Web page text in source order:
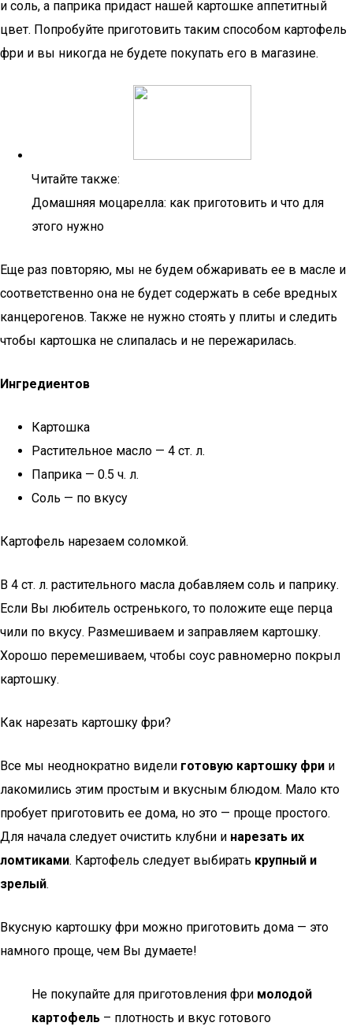
и соль, а паприка придаст нашей картошке аппетитный
цвет. Попробуйте приготовить таким способом картофель
фри и вы никогда не будете покупать его в магазине.
Читайте также:
Домашняя моцарелла: как приготовить и что для
этого нужно
Еще раз повторяю, мы не будем обжаривать ее в масле и
соответственно она не будет содержать в себе вредных
канцерогенов. Также не нужно стоять у плиты и следить
чтобы картошка не слипалась и не пережарилась.
Ингредиентов
Картошка
Растительное масло — 4 ст. л.
Паприка — 0.5 ч. л.
Соль — по вкусу
Картофель нарезаем соломкой.
В 4 ст. л. растительного масла добавляем соль и паприку.
Если Вы любитель остренького, то положите еще перца
чили по вкусу. Размешиваем и заправляем картошку.
Хорошо перемешиваем, чтобы соус равномерно покрыл
картошку.
Как нарезать картошку фри?
Все мы неоднократно видели готовую картошку фри и
лакомились этим простым и вкусным блюдом. Мало кто
пробует приготовить ее дома, но это — проще простого.
Для начала следует очистить клубни и нарезать их
ломтиками. Картофель следует выбирать крупный и
зрелый.
Вкусную картошку фри можно приготовить дома — это
намного проще, чем Вы думаете!
Не покупайте для приготовления фри молодой
картофель – плотность и вкус готового